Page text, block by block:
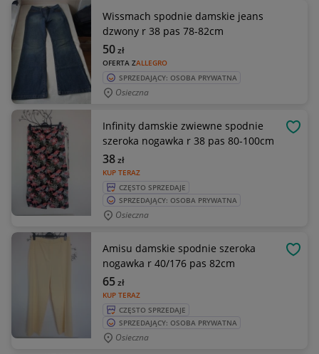
Wissmach spodnie damskie jeans
dzwony r 38 pas 78-82cm
OFERTA ZALLEGRO
50zł
SPRZEDAJĄCY: OSOBA PRYWATNA
Osieczna
Infinity damskie zwiewne spodnie
szeroka nogawka r 38 pas 80-100cm
KUP TERAZ
38zł
CZĘSTO SPRZEDAJE
SPRZEDAJĄCY: OSOBA PRYWATNA
Osieczna
Amisu damskie spodnie szeroka
nogawka r 40/176 pas 82cm
KUP TERAZ
65zł
CZĘSTO SPRZEDAJE
SPRZEDAJĄCY: OSOBA PRYWATNA
Osieczna